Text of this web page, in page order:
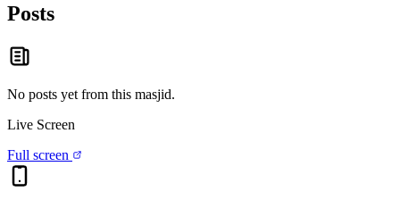
Posts
No posts yet from this masjid.
Live Screen
Full screen